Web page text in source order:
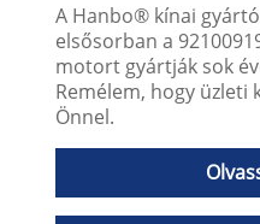
A Hanbo® kínai
elsősorban a
motort gyártják sok
Remélem, hogy
Önnel.